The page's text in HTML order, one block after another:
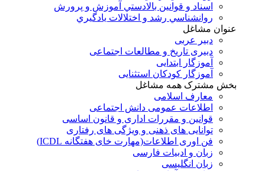
اسناد و قوانين بالادستي آموزش و پرورش
روانشناسي رشد و اختلالات يادگيري
عنوان مشاغل
دبير عربی
دبیری تاریخ و مطالعات اجتماعی
آموزگار ابتدایی
آموزگار کودکان استثنایی
بخش مشترک همه مشاغل
معارف اسلامی
اطلاعات عمومی دانش اجتماعی
قوانین و مقررات اداری و قانون اساسی
توانایی های ذهنی و ویژگی های رفتاری
فن اوری اطلاعات(مهارت خای هفتگانه ICDL)
زبان و ادبیات فارسی
زبان انگلیسی